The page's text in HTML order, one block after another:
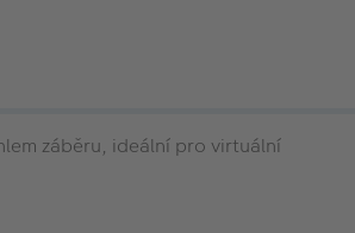
záběru, ideální pro virtuální